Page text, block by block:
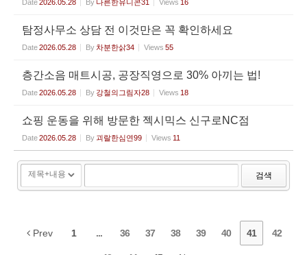
Date2026.05.28 By 나른한유니콘31 Views 16
탐정사무소 상담 전 이것만은 꼭 확인하세요
Date2026.05.28 By 차분한삵34 Views 55
층간소음 매트시공, 공장직영으로 30% 아끼는 법!
Date2026.05.28 By 강철의그림자28 Views 18
쇼핑 운동을 위해 방문한 젝시믹스 신구로NC점
Date2026.05.28 By 괴랄한심연99 Views 11
검색
Prev 1 ... 36 37 38 39 40 41 42